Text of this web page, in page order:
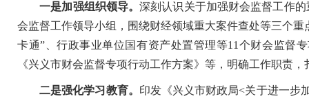
一是加强组织领导。深刻认识关于加强财会监督工作
会监督工作领导小组，围绕财经领域重大案件查处等三个
卡通”、行政事业单位国有资产处置管理等11个财会监督
《兴义市财会监督专项行动工作方案》等，明确工作职责
二是强化学习教育。 印发《兴义市财政局<关于进一步